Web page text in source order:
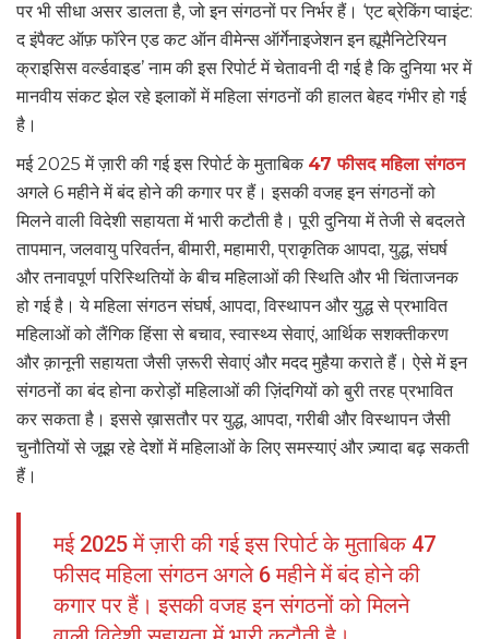
पर भी सीधा असर डालता है, जो इन संगठनों पर निर्भर हैं। ‘एट ब्रेकिंग प्वाइंट:
द इंपैक्ट ऑफ़ फॉरेन एड कट ऑन वीमेन्स ऑर्गेनाइजेशन इन ह्यूमैनिटेरियन
क्राइसिस वर्ल्डवाइड’ नाम की इस रिपोर्ट में चेतावनी दी गई है कि दुनिया भर में
मानवीय संकट झेल रहे इलाकों में महिला संगठनों की हालत बेहद गंभीर हो गई
है।
मई 2025 में ज़ारी की गई इस रिपोर्ट के मुताबिक 47 फीसद महिला संगठन
अगले 6 महीने में बंद होने की कगार पर हैं। इसकी वजह इन संगठनों को
मिलने वाली विदेशी सहायता में भारी कटौती है। पूरी दुनिया में तेजी से बदलते
तापमान, जलवायु परिवर्तन, बीमारी, महामारी, प्राकृतिक आपदा, युद्ध, संघर्ष
और तनावपूर्ण परिस्थितियों के बीच महिलाओं की स्थिति और भी चिंताजनक
हो गई है। ये महिला संगठन संघर्ष, आपदा, विस्थापन और युद्ध से प्रभावित
महिलाओं को लैंगिक हिंसा से बचाव, स्वास्थ्य सेवाएं, आर्थिक सशक्तीकरण
और क़ानूनी सहायता जैसी ज़रूरी सेवाएं और मदद मुहैया कराते हैं। ऐसे में इन
संगठनों का बंद होना करोड़ों महिलाओं की ज़िंदगियों को बुरी तरह प्रभावित
कर सकता है। इससे ख़ासतौर पर युद्ध, आपदा, गरीबी और विस्थापन जैसी
चुनौतियों से जूझ रहे देशों में महिलाओं के लिए समस्याएं और ज़्यादा बढ़ सकती
हैं।
मई 2025 में ज़ारी की गई इस रिपोर्ट के मुताबिक 47
फीसद महिला संगठन अगले 6 महीने में बंद होने की
कगार पर हैं। इसकी वजह इन संगठनों को मिलने